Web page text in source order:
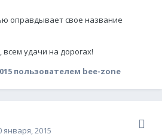
оправдывает свое название
удачи на дорогах!
пользователем bee-zone
января, 2015